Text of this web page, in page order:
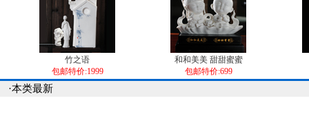
竹之语
包邮特价:1999
和和美美 甜甜蜜蜜
包邮特价:699
·本类最新